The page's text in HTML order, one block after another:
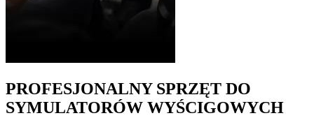
PROFESJONALNY SPRZĘT DO
SYMULATORÓW WYŚCIGOWYCH